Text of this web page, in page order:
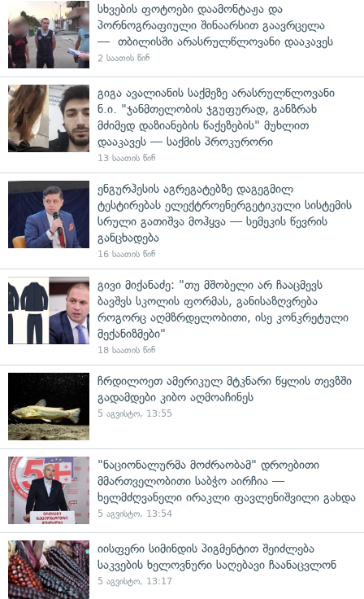
სხვების ფოტოები დაამონტაჟა და
პორნოგრაფიული შინაარსით გაავრცელა
— თბილისში არასრულწლოვანი დააკავეს
2 საათის წინ
გიგა ავალიანის საქმეზე არასრულწლოვანი
ნ.ი. "ჯანმთელობის ჯგუფურად, განზრახ
მძიმედ დაზიანების წაქეზების" მუხლით
დააკავეს — საქმის პროკურორი
13 საათის წინ
ენგურჰესის აგრეგატებზე დაგეგმილ
ტესტირებას ელექტროენერგეტიკული სისტემის
სრული გათიშვა მოჰყვა — სემეკის წევრის
განცხადება
16 საათის წინ
გივი მიქანაძე: "თუ მშობელი არ ჩააცმევს
ბავშვს სკოლის ფორმას, განისაზღვრება
როგორც აღმზრდელობითი, ისე კონკრეტული
მექანიზმები"
18 საათის წინ
ჩრდილოეთ ამერიკულ მტკნარი წყლის თევზში
გადამდები კიბო აღმოაჩინეს
5 აგვისტო, 13:55
"ნაციონალურმა მოძრაობამ" დროებითი
მმართველობითი საბჭო აირჩია —
ხელმძღვანელი ირაკლი ფავლენიშვილი გახდა
5 აგვისტო, 13:54
იისფერი სიმინდის პიგმენტით შეიძლება
საკვების ხელოვნური საღებავი ჩაანაცვლონ
5 აგვისტო, 13:17